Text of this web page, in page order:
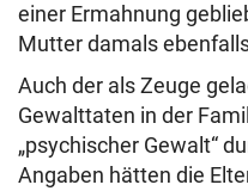
einer Ermahnung
Mutter damals
Auch der als Zeuge
Gewalttaten in der
„psychischer Gewalt“
Angaben hätten die